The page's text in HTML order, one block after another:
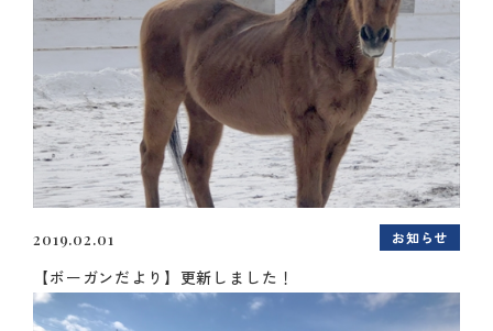
2019.02.01 お知らせ
【ボーガンだより】更新しました！